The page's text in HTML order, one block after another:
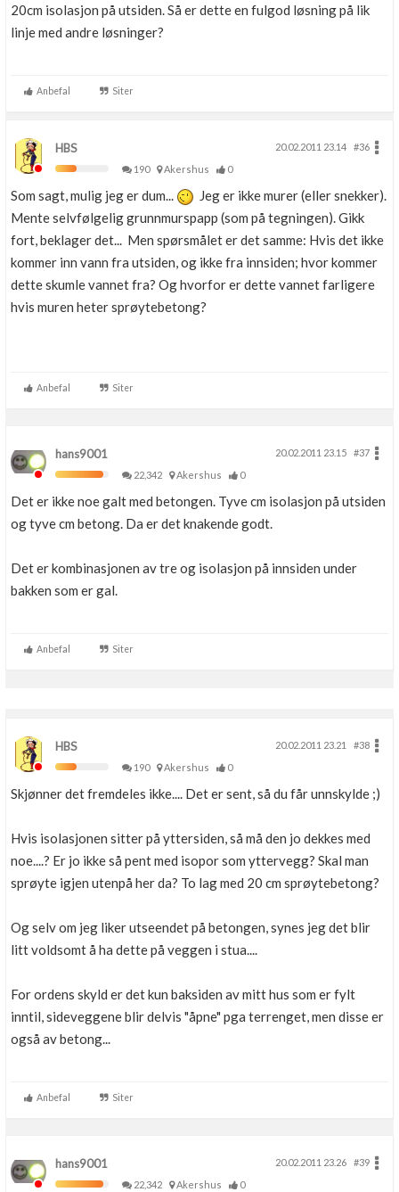
20cm isolasjon på utsiden. Så er dette en fulgod løsning på lik
linje med andre løsninger?
Anbefal Siter
HBS 20.02.2011 23.14
#36
190
Akershus 0
Som sagt, mulig jeg er dum...
Jeg er ikke murer (eller snekker).
Mente selvfølgelig grunnmurspapp (som på tegningen). Gikk
fort, beklager det... Men spørsmålet er det samme: Hvis det ikke
kommer inn vann fra utsiden, og ikke fra innsiden; hvor kommer
dette skumle vannet fra? Og hvorfor er dette vannet farligere
hvis muren heter sprøytebetong?
Anbefal Siter
hans9001 20.02.2011 23.15
#37
22,342
Akershus 0
Det er ikke noe galt med betongen. Tyve cm isolasjon på utsiden
og tyve cm betong. Da er det knakende godt.
Det er kombinasjonen av tre og isolasjon på innsiden under
bakken som er gal.
Anbefal Siter
HBS 20.02.2011 23.21
#38
190
Akershus 0
Skjønner det fremdeles ikke.... Det er sent, så du får unnskylde ;)
Hvis isolasjonen sitter på yttersiden, så må den jo dekkes med
noe....? Er jo ikke så pent med isopor som yttervegg? Skal man
sprøyte igjen utenpå her da? To lag med 20 cm sprøytebetong?
Og selv om jeg liker utseendet på betongen, synes jeg det blir
litt voldsomt å ha dette på veggen i stua....
For ordens skyld er det kun baksiden av mitt hus som er fylt
inntil, sideveggene blir delvis "åpne" pga terrenget, men disse er
også av betong...
Anbefal Siter
hans9001 20.02.2011 23.26
#39
22,342
Akershus 0